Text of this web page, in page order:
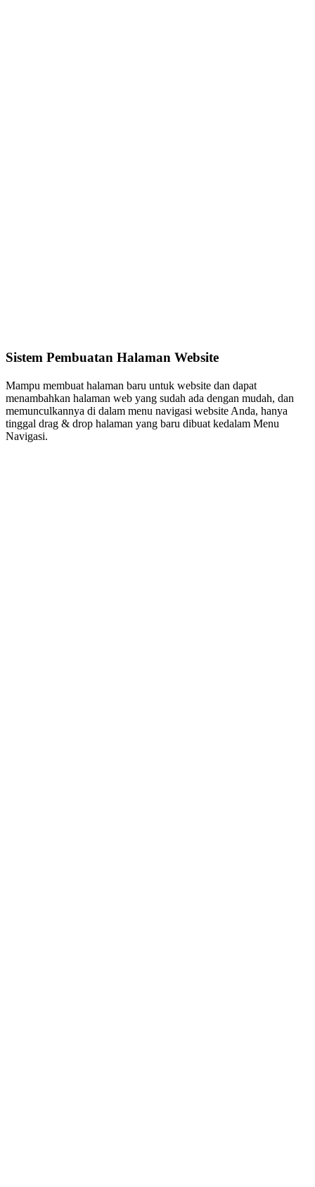
Sistem Pembuatan Halaman Website
Mampu membuat halaman baru untuk website dan dapat
menambahkan halaman web yang sudah ada dengan mudah, dan
memunculkannya di dalam menu navigasi website Anda, hanya
tinggal drag & drop halaman yang baru dibuat kedalam Menu
Navigasi.